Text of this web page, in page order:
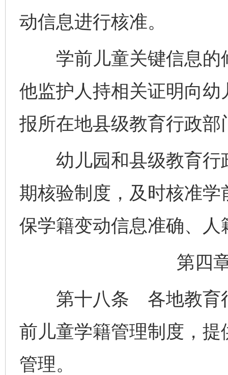
动信息进行核准。
学前儿童关键信息的
他监护人持相关证明向
报所在地县级教育行政
幼儿园和县级教育行
期核验制度，及时核准
保学籍变动信息准确、人
第四
第十八条 各地教育行
前儿童学籍管理制度，
管理。